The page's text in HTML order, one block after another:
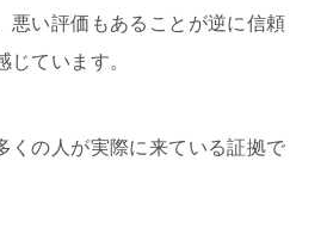
悪い評価もあることが逆に信頼
じています。
くの人が実際に来ている証拠で